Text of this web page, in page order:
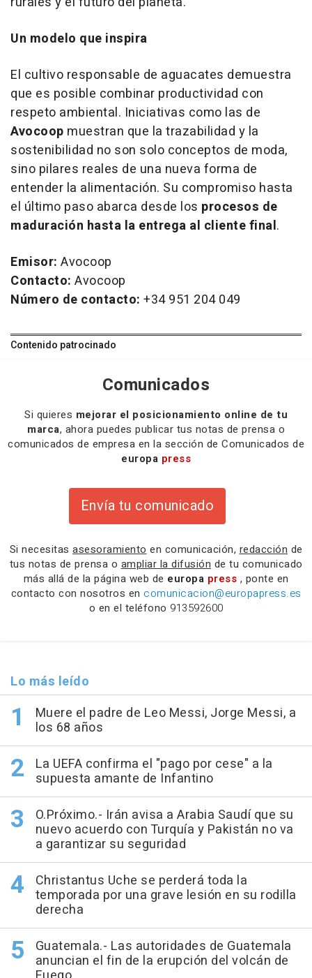
Un modelo que inspira
El cultivo responsable de aguacates demuestra
que es posible combinar productividad con
respeto ambiental. Iniciativas como las de
Avocoop muestran que la trazabilidad y la
sostenibilidad no son solo conceptos de moda,
sino pilares reales de una nueva forma de
entender la alimentación. Su compromiso hasta
el último paso abarca desde los procesos de
maduración hasta la entrega al cliente final.
Emisor: Avocoop
Contacto: Avocoop
Número de contacto: +34 951 204 049
Contenido patrocinado
Comunicados
Si quieres mejorar el posicionamiento online de tu
marca, ahora puedes publicar tus notas de prensa o
comunicados de empresa en la sección de Comunicados de
europa press
Envía tu comunicado
Si necesitas asesoramiento en comunicación, redacción de
tus notas de prensa o ampliar la difusión de tu comunicado
más allá de la página web de europa press , ponte en
contacto con nosotros en comunicacion@europapress.es
o en el teléfono 913592600
Lo más leído
Muere el padre de Leo Messi, Jorge Messi, a
los 68 años
La UEFA confirma el "pago por cese" a la
supuesta amante de Infantino
O.Próximo.- Irán avisa a Arabia Saudí que su
nuevo acuerdo con Turquía y Pakistán no va
a garantizar su seguridad
Christantus Uche se perderá toda la
temporada por una grave lesión en su rodilla
derecha
Guatemala.- Las autoridades de Guatemala
anuncian el fin de la erupción del volcán de